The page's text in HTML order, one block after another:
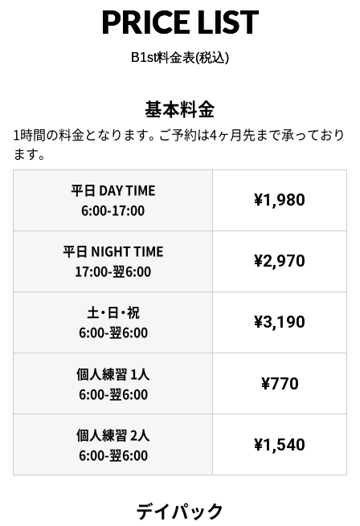
PRICE LIST
B1st料金表(税込)
基本料金
1時間の料金となります。ご予約は4ヶ月先まで承っており
ます。
平日 DAY TIME
6:00-17:00
¥1,980
平日 NIGHT TIME
17:00-翌6:00
¥2,970
土・日・祝
6:00-翌6:00
¥3,190
個人練習 1人
6:00-翌6:00
¥770
個人練習 2人
6:00-翌6:00
¥1,540
デイパック